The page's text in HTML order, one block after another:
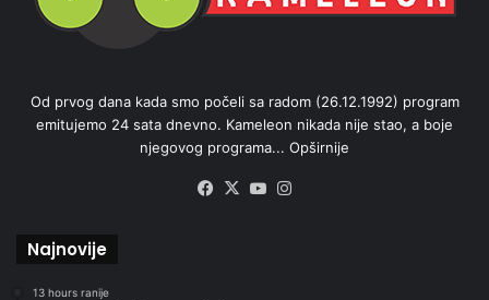
Od prvog dana kada smo počeli sa radom (26.12.1992) program
emitujemo 24 sata dnevno. Kameleon nikada nije stao, a boje
njegovog programa... Opširnije
Facebook
X YouTube
Najnovije
13 hours ranije